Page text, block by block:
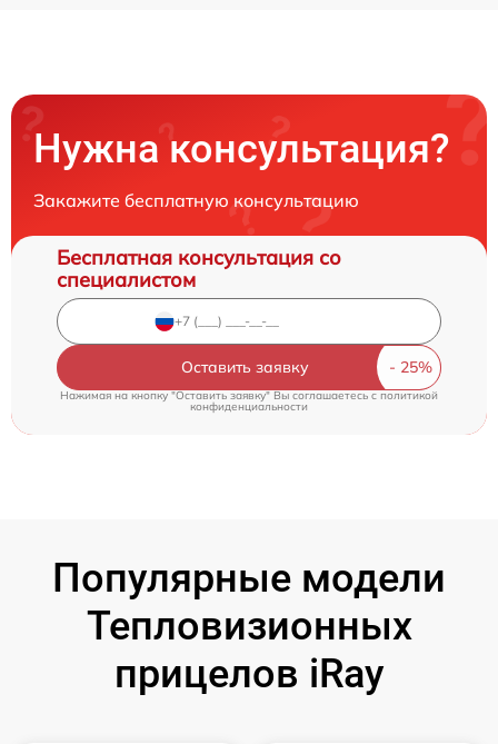
Нужна консультация?
Закажите бесплатную консультацию
Бесплатная консультация со
специалистом
Оставить заявку
Нажимая на кнопку "Оставить заявку" Вы соглашаетесь cполитикой
конфиденциальности
Популярные модели
Тепловизионных
прицелов iRay